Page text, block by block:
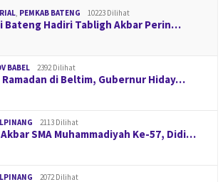
, PEMKAB BATENG 10223 Dilihat
Bateng Hadiri Tabligh Akbar Perin…
BABEL 2392 Dilihat
di Beltim, Gubernur Hiday…
2113 Dilihat
SMA Muhammadiyah Ke-57, Didi…
2072 Dilihat